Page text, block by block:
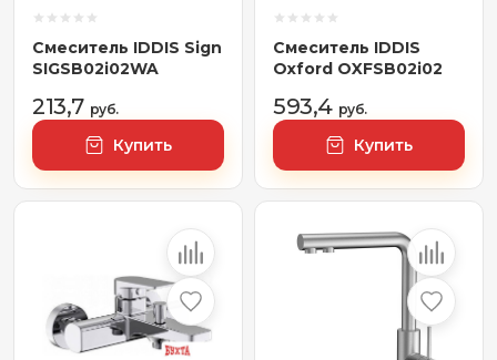
Смеситель IDDIS Sign
SIGSB02i02WA
213,7 руб.
Купить
Смеситель IDDIS
Oxford OXFSB02i02
593,4 руб.
Купить